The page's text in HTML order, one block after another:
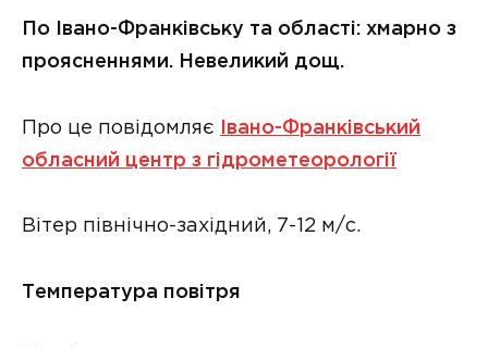
По Івано-Франківську та області: хмарно з
проясненнями. Невеликий дощ.
Про це повідомляє
Івано-Франківський
обласний центр з гідрометеорології
Вітер північно-західний, 7-12 м/с.
Температура повітря